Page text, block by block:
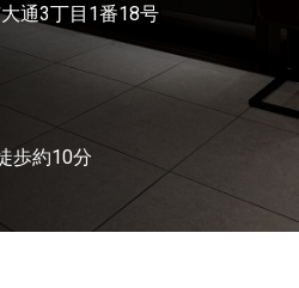
通3丁目1番18号
歩約10分